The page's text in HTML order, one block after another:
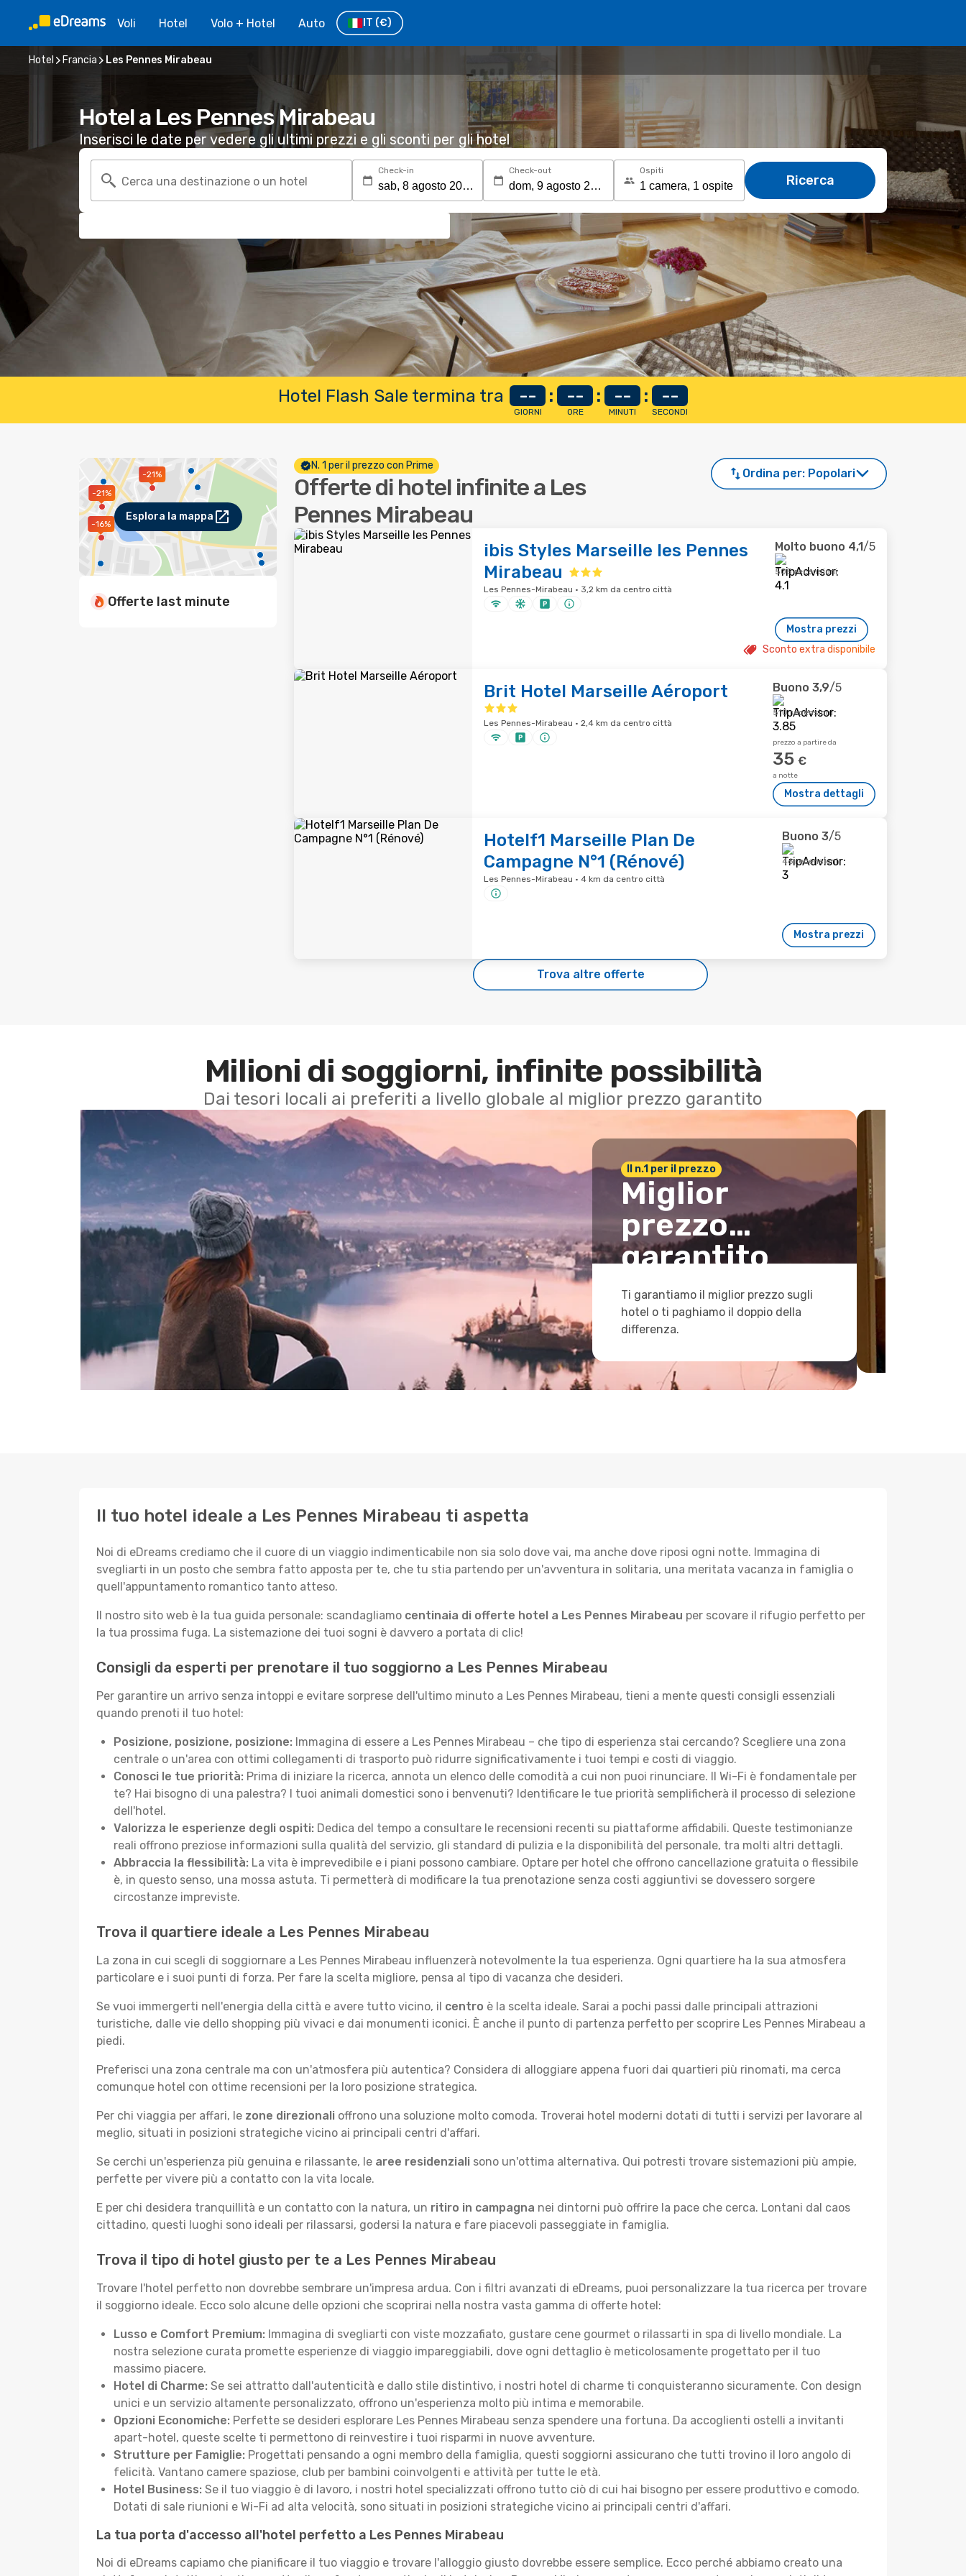
Voli Hotel Volo + Hotel Auto IT (€)
Hotel Francia Les Pennes Mirabeau
Hotel a Les Pennes Mirabeau
Inserisci le date per vedere gli ultimi prezzi e gli sconti per gli hotel
Cerca una destinazione o un hotel
Check-in Check-out Ospiti
Ricerca
Hotel Flash Sale termina tra --
GIORNI
: --
ORE
: --
MINUTI
: --
SECONDI
-21%
-21%
-16%
Esplora la mappa
Offerte last minute
N. 1 per il prezzo con Prime
Offerte di hotel infinite a Les
Pennes Mirabeau
Ordina per: Popolari
ibis Styles Marseille les Pennes
Mirabeau
Les Pennes-Mirabeau · 3,2 km da centro città
Molto buono 4,1/5
505 recensioni
Mostra prezzi
Sconto extra disponibile
Brit Hotel Marseille Aéroport
Les Pennes-Mirabeau · 2,4 km da centro città
Buono 3,9/5
510 recensioni
prezzo a partire da
35 €
a notte
Mostra dettagli
Hotelf1 Marseille Plan De
Campagne N°1 (Rénové)
Les Pennes-Mirabeau · 4 km da centro città
Buono 3/5
46 recensioni
Mostra prezzi
Trova altre offerte
Milioni di soggiorni, infinite possibilità
Dai tesori locali ai preferiti a livello globale al miglior prezzo garantito
Il n.1 per il prezzo
Miglior
prezzo
garantito
Ti garantiamo il miglior prezzo sugli
hotel o ti paghiamo il doppio della
differenza.
Il tuo hotel ideale a Les Pennes Mirabeau ti aspetta
Noi di eDreams crediamo che il cuore di un viaggio indimenticabile non sia solo dove vai, ma anche dove riposi ogni notte. Immagina di
svegliarti in un posto che sembra fatto apposta per te, che tu stia partendo per un'avventura in solitaria, una meritata vacanza in famiglia o
quell'appuntamento romantico tanto atteso.
Il nostro sito web è la tua guida personale: scandagliamo centinaia di offerte hotel a Les Pennes Mirabeau per scovare il rifugio perfetto per
la tua prossima fuga. La sistemazione dei tuoi sogni è davvero a portata di clic!
Consigli da esperti per prenotare il tuo soggiorno a Les Pennes Mirabeau
Per garantire un arrivo senza intoppi e evitare sorprese dell'ultimo minuto a Les Pennes Mirabeau, tieni a mente questi consigli essenziali
quando prenoti il tuo hotel:
Posizione, posizione, posizione: Immagina di essere a Les Pennes Mirabeau – che tipo di esperienza stai cercando? Scegliere una zona
centrale o un'area con ottimi collegamenti di trasporto può ridurre significativamente i tuoi tempi e costi di viaggio.
Conosci le tue priorità: Prima di iniziare la ricerca, annota un elenco delle comodità a cui non puoi rinunciare. Il Wi-Fi è fondamentale per
te? Hai bisogno di una palestra? I tuoi animali domestici sono i benvenuti? Identificare le tue priorità semplificherà il processo di selezione
dell'hotel.
Valorizza le esperienze degli ospiti: Dedica del tempo a consultare le recensioni recenti su piattaforme affidabili. Queste testimonianze
reali offrono preziose informazioni sulla qualità del servizio, gli standard di pulizia e la disponibilità del personale, tra molti altri dettagli.
Abbraccia la flessibilità: La vita è imprevedibile e i piani possono cambiare. Optare per hotel che offrono cancellazione gratuita o flessibile
è, in questo senso, una mossa astuta. Ti permetterà di modificare la tua prenotazione senza costi aggiuntivi se dovessero sorgere
circostanze impreviste.
Trova il quartiere ideale a Les Pennes Mirabeau
La zona in cui scegli di soggiornare a Les Pennes Mirabeau influenzerà notevolmente la tua esperienza. Ogni quartiere ha la sua atmosfera
particolare e i suoi punti di forza. Per fare la scelta migliore, pensa al tipo di vacanza che desideri.
Se vuoi immergerti nell'energia della città e avere tutto vicino, il centro è la scelta ideale. Sarai a pochi passi dalle principali attrazioni
turistiche, dalle vie dello shopping più vivaci e dai monumenti iconici. È anche il punto di partenza perfetto per scoprire Les Pennes Mirabeau a
piedi.
Preferisci una zona centrale ma con un'atmosfera più autentica? Considera di alloggiare appena fuori dai quartieri più rinomati, ma cerca
comunque hotel con ottime recensioni per la loro posizione strategica.
Per chi viaggia per affari, le zone direzionali offrono una soluzione molto comoda. Troverai hotel moderni dotati di tutti i servizi per lavorare al
meglio, situati in posizioni strategiche vicino ai principali centri d'affari.
Se cerchi un'esperienza più genuina e rilassante, le aree residenziali sono un'ottima alternativa. Qui potresti trovare sistemazioni più ampie,
perfette per vivere più a contatto con la vita locale.
E per chi desidera tranquillità e un contatto con la natura, un ritiro in campagna nei dintorni può offrire la pace che cerca. Lontani dal caos
cittadino, questi luoghi sono ideali per rilassarsi, godersi la natura e fare piacevoli passeggiate in famiglia.
Trova il tipo di hotel giusto per te a Les Pennes Mirabeau
Trovare l'hotel perfetto non dovrebbe sembrare un'impresa ardua. Con i filtri avanzati di eDreams, puoi personalizzare la tua ricerca per trovare
il soggiorno ideale. Ecco solo alcune delle opzioni che scoprirai nella nostra vasta gamma di offerte hotel:
Lusso e Comfort Premium: Immagina di svegliarti con viste mozzafiato, gustare cene gourmet o rilassarti in spa di livello mondiale. La
nostra selezione curata promette esperienze di viaggio impareggiabili, dove ogni dettaglio è meticolosamente progettato per il tuo
massimo piacere.
Hotel di Charme: Se sei attratto dall'autenticità e dallo stile distintivo, i nostri hotel di charme ti conquisteranno sicuramente. Con design
unici e un servizio altamente personalizzato, offrono un'esperienza molto più intima e memorabile.
Opzioni Economiche: Perfette se desideri esplorare Les Pennes Mirabeau senza spendere una fortuna. Da accoglienti ostelli a invitanti
apart-hotel, queste scelte ti permettono di reinvestire i tuoi risparmi in nuove avventure.
Strutture per Famiglie: Progettati pensando a ogni membro della famiglia, questi soggiorni assicurano che tutti trovino il loro angolo di
felicità. Vantano camere spaziose, club per bambini coinvolgenti e attività per tutte le età.
Hotel Business: Se il tuo viaggio è di lavoro, i nostri hotel specializzati offrono tutto ciò di cui hai bisogno per essere produttivo e comodo.
Dotati di sale riunioni e Wi-Fi ad alta velocità, sono situati in posizioni strategiche vicino ai principali centri d'affari.
La tua porta d'accesso all'hotel perfetto a Les Pennes Mirabeau
Noi di eDreams capiamo che pianificare il tuo viaggio e trovare l'alloggio giusto dovrebbe essere semplice. Ecco perché abbiamo creato una